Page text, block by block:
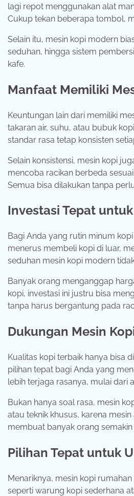
lagi repot menggunakan alat
Cukup tekan beberapa tombol,
Selain itu, mesin kopi modern
seduhan, hingga sistem
kafe.
Manfaat Memiliki
Keuntungan lain dari memiliki
takaran air, suhu, atau bubuk
standar rasa tetap konsisten
Selain konsistensi, mesin kopi
mencoba racikan berbeda
Semua bisa dilakukan tanpa
Investasi Tepat
Bagi Anda yang rutin minum
menerus membeli kopi di luar,
seduhan mesin kopi modern
Banyak orang menganggap
kopi, investasi ini justru bisa
tanpa harus bergantung pada
Dukungan Mesin
Kualitas kopi terbaik hanya bisa
pilihan tepat bagi Anda yang
lebih terjaga rasanya, mulai dari
Bukan hanya soal rasa, mesin
atau teknik khusus, karena
membuat banyak orang
Pilihan Tepat untuk
Menariknya, mesin kopi
seperti warung kopi sederhana